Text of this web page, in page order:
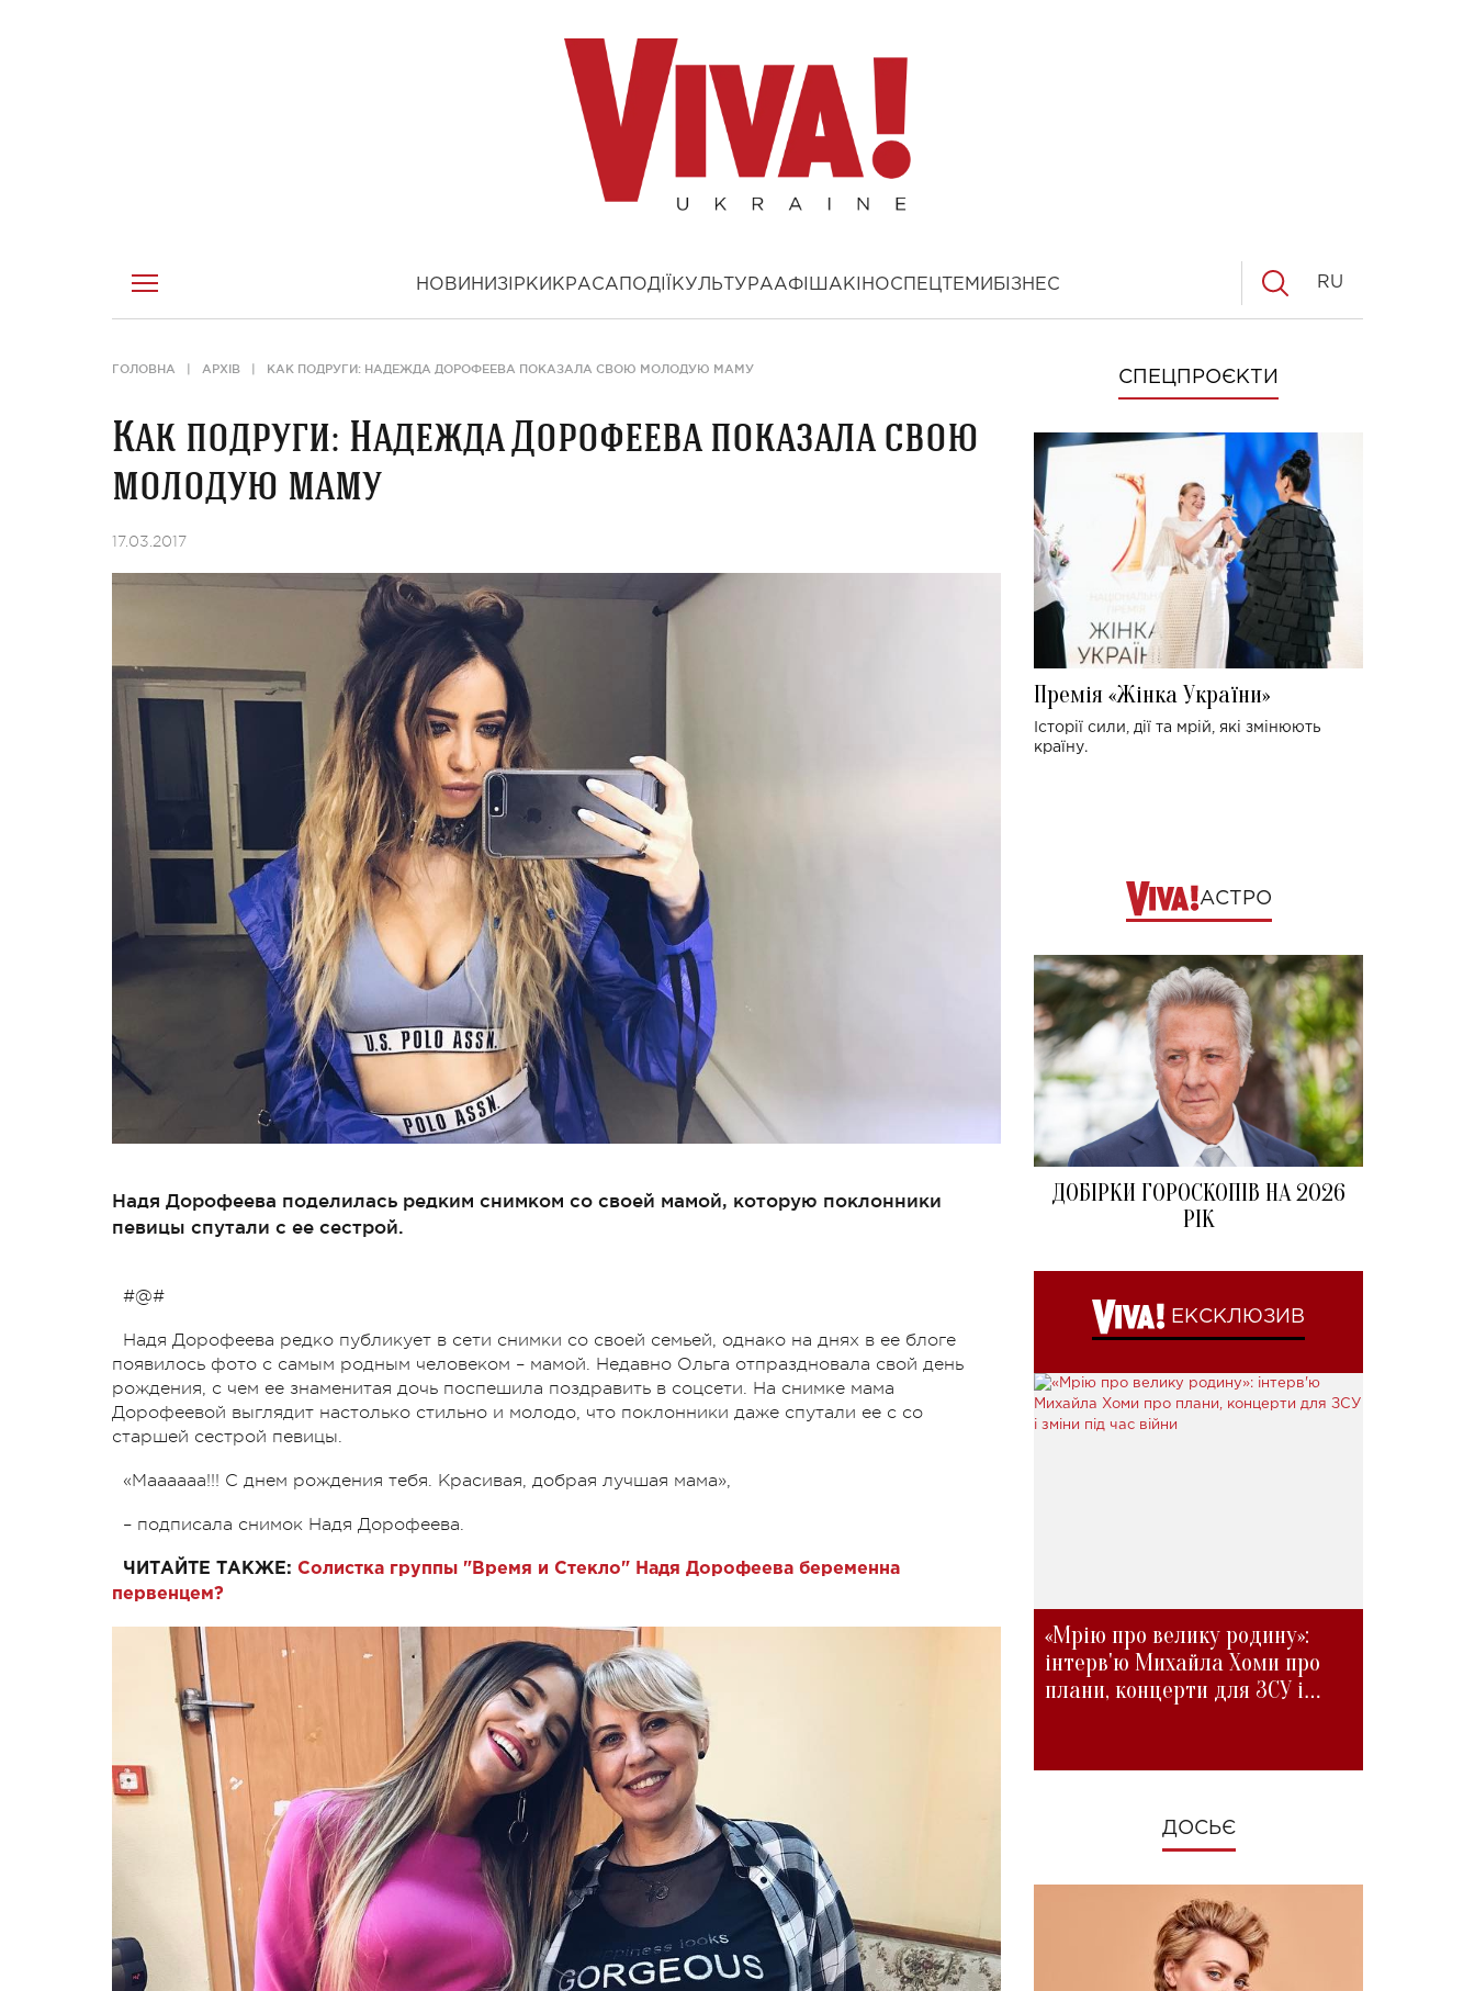
НОВИНИ ЗІРКИ КРАСА ПОДІЇ КУЛЬТУРААФІША КІНОСПЕЦТЕМИ БІЗНЕС RU
ГОЛОВНА АРХІВ КАК ПОДРУГИ: НАДЕЖДА ДОРОФЕЕВА ПОКАЗАЛА СВОЮ МОЛОДУЮ МАМУ
Как подруги: Надежда Дорофеева показала свою
молодую маму
17.03.2017
Надя Дорофеева поделилась редким снимком со своей мамой, которую поклонники
певицы спутали с ее сестрой.
#@#
Надя Дорофеева редко публикует в сети снимки со своей семьей, однако на днях в ее блоге
появилось фото с самым родным человеком – мамой. Недавно Ольга отпраздновала свой день
рождения, с чем ее знаменитая дочь поспешила поздравить в соцсети. На снимке мама
Дорофеевой выглядит настолько стильно и молодо, что поклонники даже спутали ее с со
старшей сестрой певицы.
«Маааааа!!! С днем рождения тебя. Красивая, добрая лучшая мама»,
– подписала снимок Надя Дорофеева.
ЧИТАЙТЕ ТАКЖЕ: Солистка группы "Время и Стекло" Надя Дорофеева беременна
первенцем?
СПЕЦПРОЄКТИ
Премія «Жінка України»
Історії сили, дії та мрій, які змінюють
країну.
АСТРО
ДОБІРКИ ГОРОСКОПІВ НА 2026
РІК
ЕКСКЛЮЗИВ
«Мрію про велику родину»:
інтерв'ю Михайла Хоми про
плани, концерти для ЗСУ і
ДОСЬЄ